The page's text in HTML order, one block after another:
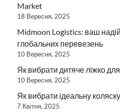
Market
18 Вересня, 2025
Midmoon Logistics: ваш
глобальних перевезень
10 Вересня, 2025
Як вибрати дитяче ліжко
10 Вересня, 2025
Як вибрати ідеальну
7 Квітня, 2025